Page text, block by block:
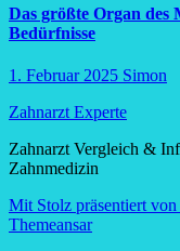
Das größte Organ des
Bedürfnisse
1. Februar 2025 Simon
Zahnarzt Experte
Zahnarzt Vergleich &
Zahnmedizin
Mit Stolz präsentiert von
Themeansar